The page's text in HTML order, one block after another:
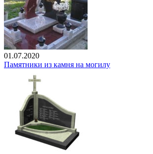
01.07.2020
Памятники из камня на могилу